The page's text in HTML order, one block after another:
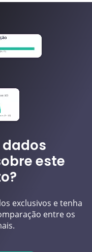
dados
este
exclusivos e tenha
entre os